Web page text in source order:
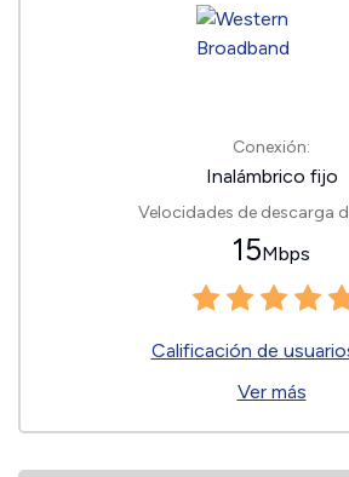
Conexión:
Inalámbrico fijo
Velocidades de descarga
15Mbps
Calificación de
Ver más